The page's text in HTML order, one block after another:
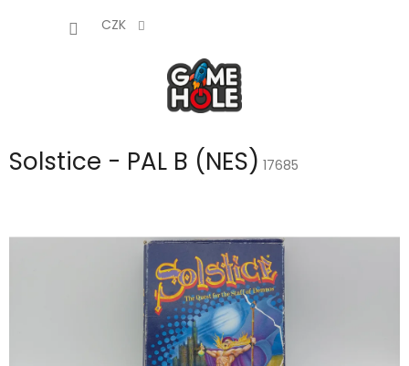
CZK
Solstice - PAL B (NES) 17685